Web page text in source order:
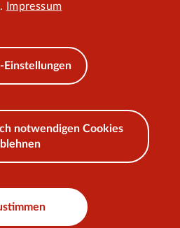
. Impressum
Einstellungen
notwendigen Cookies